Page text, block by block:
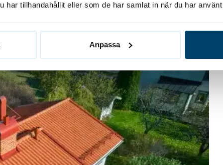
har tillhandahållit eller som de har samlat in när du har
Anpassa